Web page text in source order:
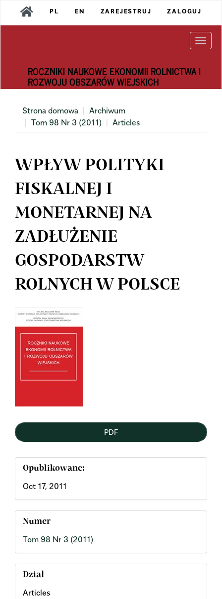
Main
Navigation
PL EN ZAREJESTRUJ ZALOGUJ
ROCZNIKI NAUKOWE EKONOMII ROLNICTWA I
ROZWOJU OBSZARÓW WIEJSKICH
Strona domowa
Archiwum
Tom 98 Nr 3 (2011)
Articles
WPŁYW POLITYKI
FISKALNEJ I
MONETARNEJ NA
ZADŁUŻENIE
GOSPODARSTW
ROLNYCH W POLSCE
Article
Sidebar
PDF
Opublikowane:
Oct 17, 2011
Numer
Tom 98 Nr 3 (2011)
Dział
Articles